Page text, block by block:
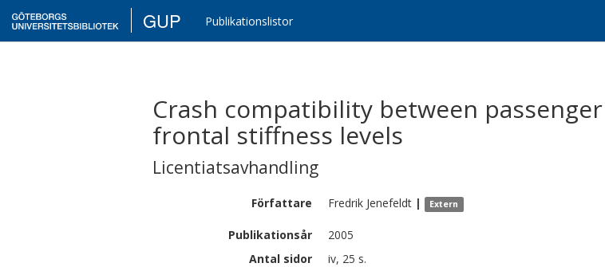
GUP Publikationslistor
Crash compatibility between
frontal stiffness levels
Licentiatsavhandling
Författare Fredrik Jenefeldt | Extern
Publikationsår
2005
Antal sidor
iv, 25 s.